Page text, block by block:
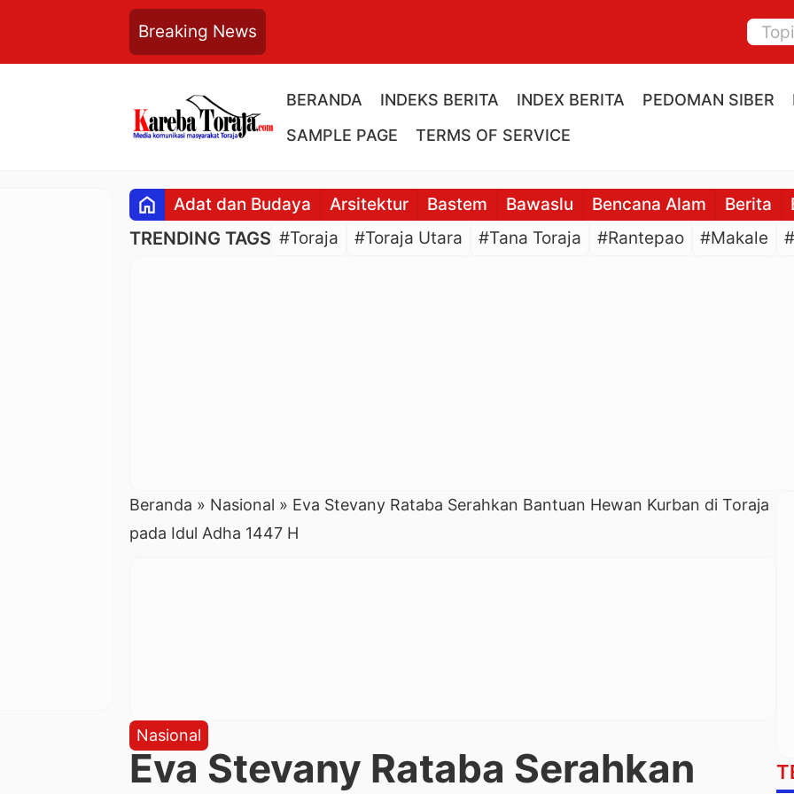
Breaking News
BERANDA INDEKS BERITA INDEX BERITA PEDOMAN SIBER
SAMPLE PAGE
TERMS OF SERVICE
home Adat dan Budaya Arsitektur Bastem Bawaslu Bencana Alam Berita
TRENDING TAGS #Toraja #Toraja Utara #Tana Toraja #Rantepao #Makale
Beranda » Nasional » Eva Stevany Rataba Serahkan Bantuan Hewan Kurban di Toraja
pada Idul Adha 1447 H
Nasional
Eva Stevany Rataba Serahkan